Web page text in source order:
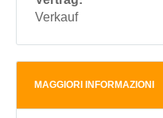
Verkauf
MAGGIORI INFORMAZIONI